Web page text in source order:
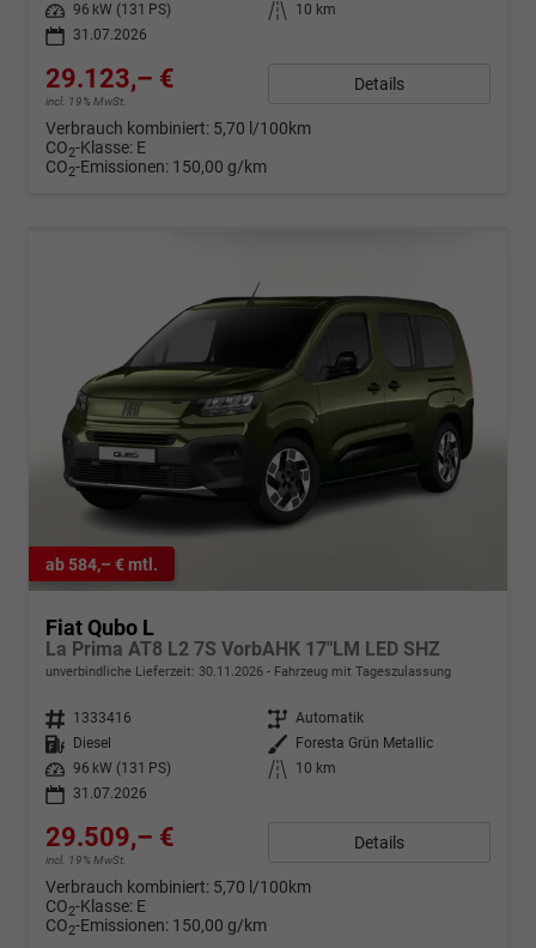
Leistung
96 kW (131 PS) Kilometerstand
10 km
31.07.2026
29.123,– €
incl. 19% MwSt.
Details
Verbrauch kombiniert: 5,70 l/100km
CO2-Klasse: E
CO2-Emissionen: 150,00 g/km
ab 584,– € mtl.
Fiat Qubo L
La Prima AT8 L2 7S VorbAHK 17"LM LED SHZ
unverbindliche Lieferzeit: 30.11.2026 Fahrzeug mit Tageszulassung
Fahrzeugnr. 1333416 Getriebe Automatik
Kraftstoff
Diesel Außenfarbe
Foresta Grün Metallic
Leistung
96 kW (131 PS) Kilometerstand
10 km
31.07.2026
29.509,– €
incl. 19% MwSt.
Details
Verbrauch kombiniert: 5,70 l/100km
CO2-Klasse: E
CO2-Emissionen: 150,00 g/km